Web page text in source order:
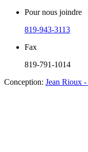
Pour nous joindre
819-943-3113
Fax
819-791-1014
Conception: Jean Rioux